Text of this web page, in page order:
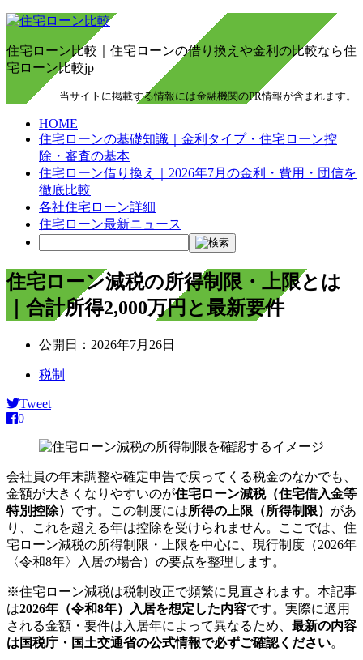
住宅ローン比較｜住宅ローンの借り換えや金利の比較なら住
宅ローン比較jp
当サイトに掲載する情報には金融機関のPR情報が含まれます。
HOME
住宅ローンの基礎知識｜金利タイプ・住宅ローン控
除・審査の基本
住宅ローン借り換え｜2026年7月の金利・費用・団信を
徹底比較
各社住宅ローン詳細
住宅ローン最新ニュース
住宅ローン減税の所得制限・上限とは
｜合計所得2,000万円と最新要件
公開日： 2026年7月26日
税制
Tweet
0
会社員の年末調整や確定申告で戻ってくる税金のなかでも、
金額が大きくなりやすいのが住宅ローン減税（住宅借入金等
特別控除） です。この制度には所得の上限（所得制限） があ
り、これを超える年は控除を受けられません。ここでは、住
宅ローン減税の所得制限・上限を中心に、現行制度（2026年
〈令和8年〉入居の場合）の要点を整理します。
※住宅ローン減税は税制改正で頻繁に見直されます。本記事
は2026年（令和8年）入居を想定した内容です。実際に適用
される金額・要件は入居年によって異なるため、 最新の内容
は国税庁・国土交通省の公式情報で必ずご確認ください。